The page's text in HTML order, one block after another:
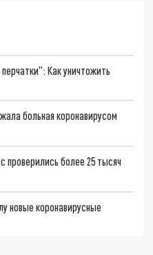
Как уничтожить
больная коронавирусом
проверились более 25 тысяч
новые коронавирусные